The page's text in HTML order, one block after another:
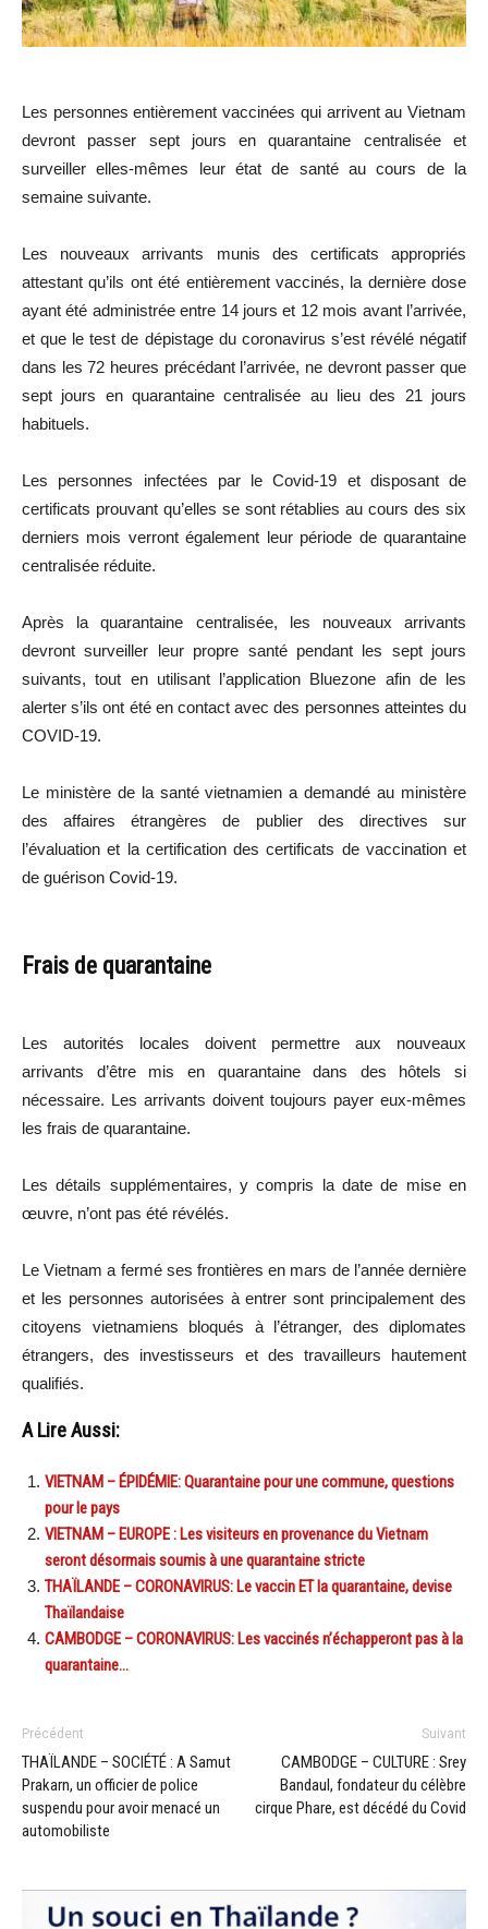
Les personnes entièrement vaccinées qui arrivent au Vietnam
devront passer sept jours en quarantaine centralisée et
surveiller elles-mêmes leur état de santé au cours de la
semaine suivante.
Les nouveaux arrivants munis des certificats appropriés
attestant qu’ils ont été entièrement vaccinés, la dernière dose
ayant été administrée entre 14 jours et 12 mois avant l’arrivée,
et que le test de dépistage du coronavirus s’est révélé négatif
dans les 72 heures précédant l’arrivée, ne devront passer que
sept jours en quarantaine centralisée au lieu des 21 jours
habituels.
Les personnes infectées par le Covid-19 et disposant de
certificats prouvant qu’elles se sont rétablies au cours des six
derniers mois verront également leur période de quarantaine
centralisée réduite.
Après la quarantaine centralisée, les nouveaux arrivants
devront surveiller leur propre santé pendant les sept jours
suivants, tout en utilisant l’application Bluezone afin de les
alerter s’ils ont été en contact avec des personnes atteintes du
COVID-19.
Le ministère de la santé vietnamien a demandé au ministère
des affaires étrangères de publier des directives sur
l’évaluation et la certification des certificats de vaccination et
de guérison Covid-19.
Frais de quarantaine
Les autorités locales doivent permettre aux nouveaux
arrivants d’être mis en quarantaine dans des hôtels si
nécessaire. Les arrivants doivent toujours payer eux-mêmes
les frais de quarantaine.
Les détails supplémentaires, y compris la date de mise en
œuvre, n’ont pas été révélés.
Le Vietnam a fermé ses frontières en mars de l’année dernière
et les personnes autorisées à entrer sont principalement des
citoyens vietnamiens bloqués à l’étranger, des diplomates
étrangers, des investisseurs et des travailleurs hautement
qualifiés.
A Lire Aussi:
VIETNAM – ÉPIDÉMIE: Quarantaine pour une commune, questions
pour le pays
VIETNAM – EUROPE : Les visiteurs en provenance du Vietnam
seront désormais soumis à une quarantaine stricte
THAÏLANDE – CORONAVIRUS: Le vaccin ET la quarantaine, devise
Thaïlandaise
CAMBODGE – CORONAVIRUS: Les vaccinés n’échapperont pas à la
quarantaine…
Précédent
THAÏLANDE – SOCIÉTÉ : A Samut
Prakarn, un officier de police
suspendu pour avoir menacé un
automobiliste
Suivant
CAMBODGE – CULTURE : Srey
Bandaul, fondateur du célèbre
cirque Phare, est décédé du Covid